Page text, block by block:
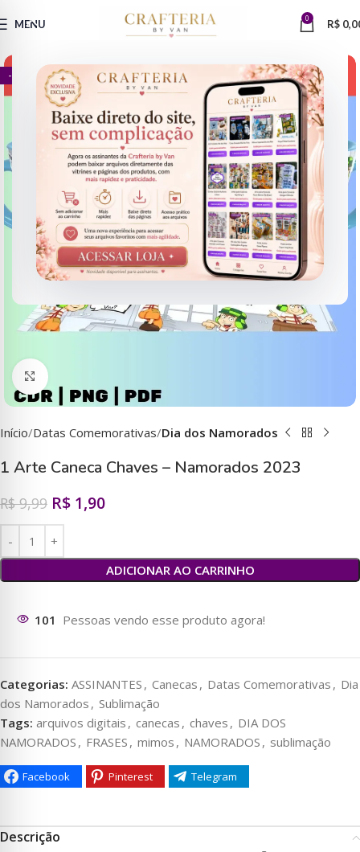
MENU 0 R$
- 81%
Clique para ampliar
Início Datas Comemorativas Dia dos Namorados
1 Arte Caneca Chaves – Namorados 2023
R$9,99 R$ 1,90
ADICIONAR AO CARRINHO
96 Pessoas vendo esse produto agora!
Categorias: ASSINANTES , Canecas , Datas Comemorativas , Dia
dos Namorados , Sublimação
Tags: arquivos digitais , canecas , chaves , DIA DOS
NAMORADOS , FRASES , mimos , NAMORADOS , sublimação
Facebook Pinterest Telegram
Descrição